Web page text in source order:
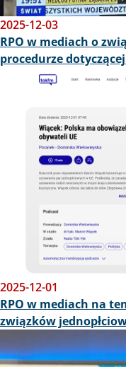
2025-12-03
RPO w mediach o
procedurze
2025-12-01
RPO w mediach na
związków
Obraz